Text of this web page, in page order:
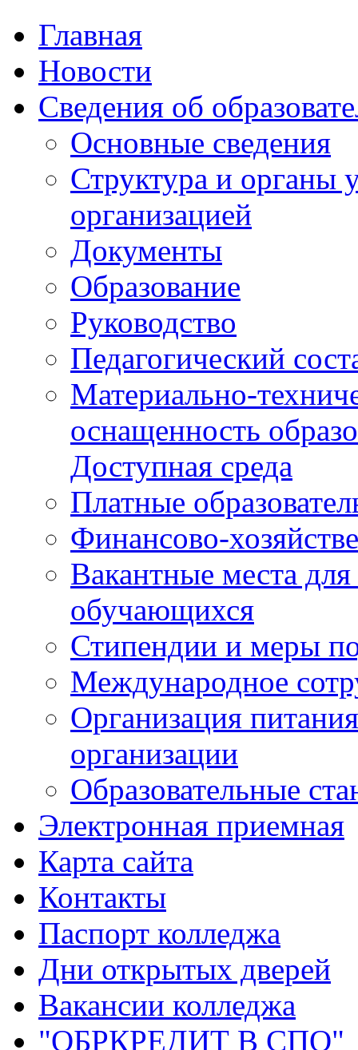
Главная
Новости
Сведения об
Основные сведения
Структура и органы
организацией
Документы
Образование
Руководство
Педагогический
Материально-
оснащенность
Доступная среда
Платные
Финансово-
Вакантные места
обучающихся
Стипендии и меры
Международное
Организация
организации
Образовательные
Электронная приемная
Карта сайта
Контакты
Паспорт колледжа
Дни открытых дверей
Вакансии колледжа
"ОБРКРЕДИТ В СПО"